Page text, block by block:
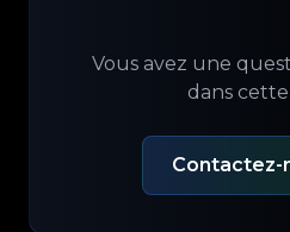
Vous avez une
dans
Contactez-